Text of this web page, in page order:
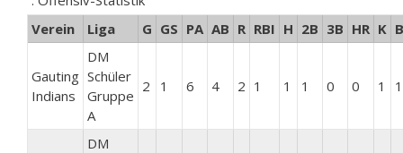
Verein
Liga G GS PA AB R RBI H 2B 3B HR K
Gauting
Indians
DM
Schüler
Gruppe
A
2 1 6 4 2 1 1 1 0 0 1 1
DM